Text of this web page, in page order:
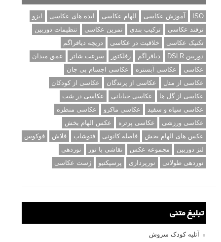
ISO آموزش عکاسی الهام عکاسی ایده های عکاسی
ایزو
ترفند عکاسی
ترکیب بندی تمرین عکاسی
تنظیمات دوربین
تکنیک عکاسی
خلاقیت در عکاسی
دریچه دیافراگم
دوربین DSLR
دیافراگم رفلکتور سرعت شاتر
عمق میدان
عکاسی
عکاسی آبستره
عکاسی اجسام بی جان
عکاسی از مدل
عکاسی از پرندگان
عکاسی از کودکان
عکاسی از گل ها
عکاسی خیابانی
عکاسی در شب
عکاسی سیاه و سفید
عکاسی ماکرو
عکاسی منظره
عکاسی ورزشی
عکاسی پرتره
عکس الهام بخش
عکس های الهام بخش
فاصله کانونی فتوشاپ فلاش
فوکوس
لنز دوربین
مجموعه عکس نقاشی با نور
نوردهی
نوردهی طولانی
نورپردازی پرسپکتیو ژست عکاسی
تبلیغ متنی
آتلیه کودک سروش